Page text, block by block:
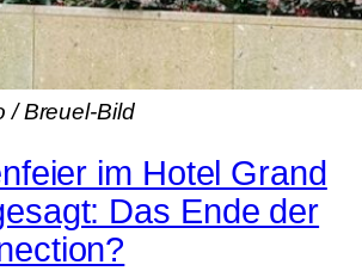
/ Breuel-Bild
im Hotel Grand
Das Ende der